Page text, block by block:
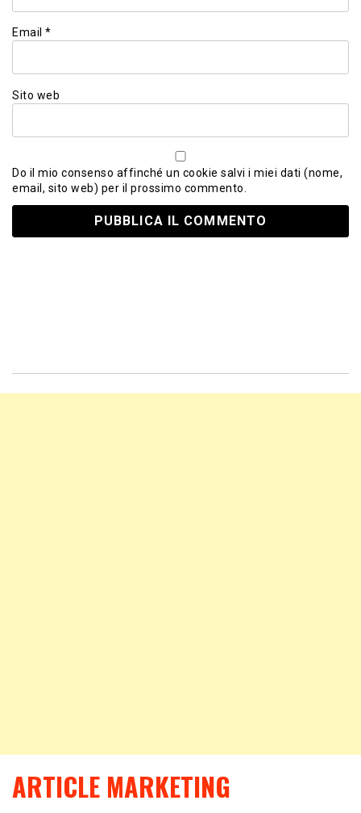
Email *
Sito web
Do il mio consenso affinché un cookie salvi i miei dati (nome,
email, sito web) per il prossimo commento.
ARTICLE MARKETING